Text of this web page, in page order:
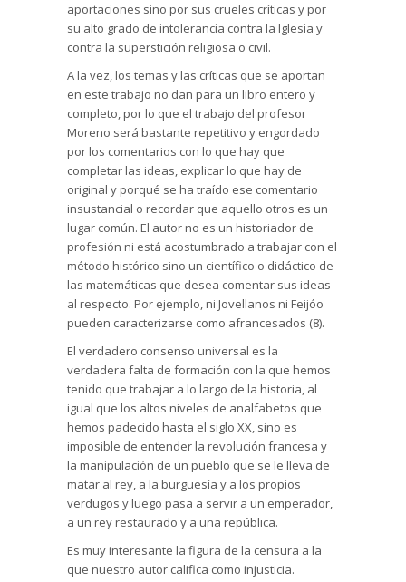
aportaciones sino por sus crueles críticas y por
su alto grado de intolerancia contra la Iglesia y
contra la superstición religiosa o civil.
A la vez, los temas y las críticas que se aportan
en este trabajo no dan para un libro entero y
completo, por lo que el trabajo del profesor
Moreno será bastante repetitivo y engordado
por los comentarios con lo que hay que
completar las ideas, explicar lo que hay de
original y porqué se ha traído ese comentario
insustancial o recordar que aquello otros es un
lugar común. El autor no es un historiador de
profesión ni está acostumbrado a trabajar con el
método histórico sino un científico o didáctico de
las matemáticas que desea comentar sus ideas
al respecto. Por ejemplo, ni Jovellanos ni Feijóo
pueden caracterizarse como afrancesados (8).
El verdadero consenso universal es la
verdadera falta de formación con la que hemos
tenido que trabajar a lo largo de la historia, al
igual que los altos niveles de analfabetos que
hemos padecido hasta el siglo XX, sino es
imposible de entender la revolución francesa y
la manipulación de un pueblo que se le lleva de
matar al rey, a la burguesía y a los propios
verdugos y luego pasa a servir a un emperador,
a un rey restaurado y a una república.
Es muy interesante la figura de la censura a la
que nuestro autor califica como injusticia.